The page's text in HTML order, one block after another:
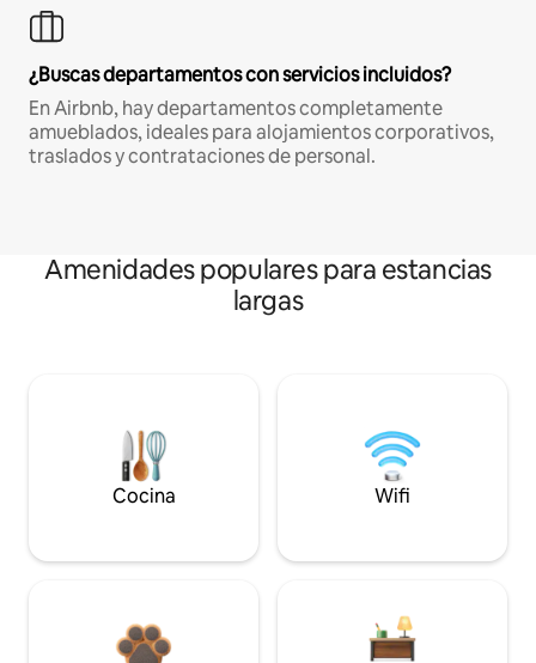
¿Buscas departamentos con servicios incluidos?
En Airbnb, hay departamentos completamente
amueblados, ideales para alojamientos corporativos,
traslados y contrataciones de personal.
Amenidades populares para estancias
largas
Cocina Wifi